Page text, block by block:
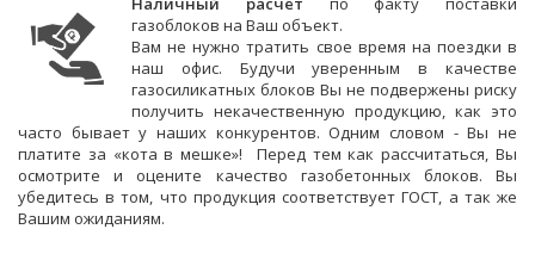
газоблоков на Ваш объект.
Вам не нужно тратить свое время на поездки в
наш офис. Будучи уверенным в качестве
газосиликатных блоков Вы не подвержены риску
получить некачественную продукцию, как это
часто бывает у наших конкурентов. Одним словом -Вы не
платите за «кота в мешке»! Перед тем как рассчитаться, Вы
осмотрите и оцените качество газобетонных блоков. Вы
убедитесь в том, что продукция соответствует ГOСТ, а так же
Вашим ожиданиям.